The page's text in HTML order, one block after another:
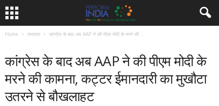
Home समाचार कांग्रेस के बाद अब AAP ने की पीएम मोदी के मरने की...
कांग्रेस के बाद अब AAP ने की पीएम मोदी के
मरने की कामना, कट्टर ईमानदारी का मुखौटा
उतरने से बौखलाहट